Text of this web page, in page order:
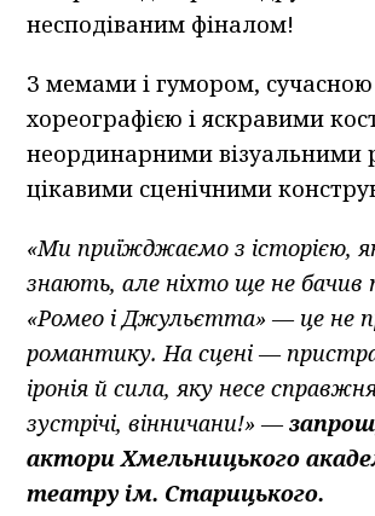
несподіваним фіналом!
З мемами і гумором, сучасною
хореографією і яскравими
неординарними візуальними
цікавими сценічними
«Ми приїжджаємо з історією,
знають, але ніхто ще не
«Ромео і Джульєтта» — це не
романтику. На сцені —
іронія й сила, яку несе
зустрічі, вінничани!» —
актори Хмельницького
театру ім. Старицького.